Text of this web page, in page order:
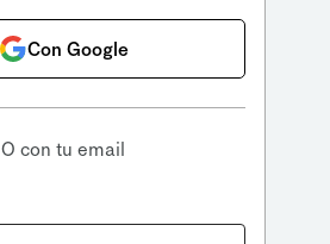
Con Google
O con tu email